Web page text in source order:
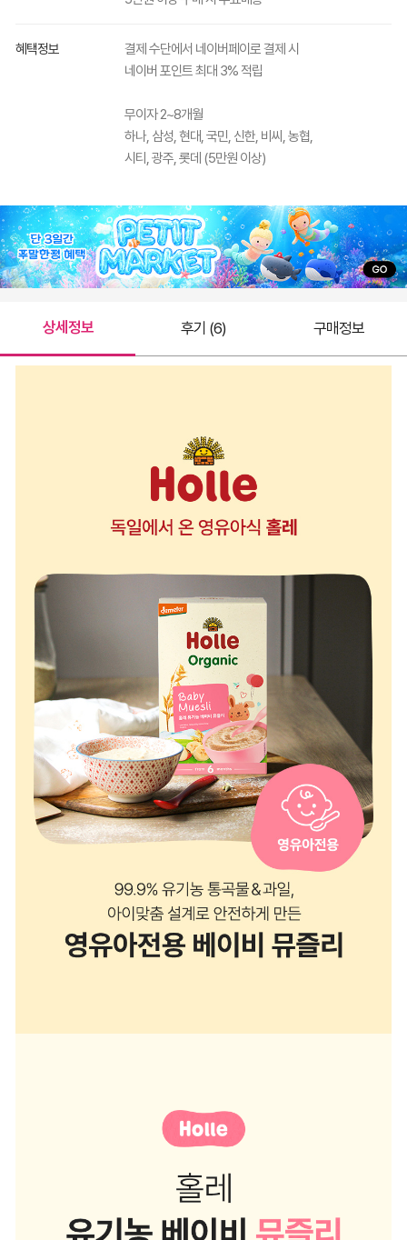
혜택정보
결제 수단에서 네이버페이로 결제 시
네이버 포인트 최대 3% 적립
무이자 2~8개월
하나, 삼성, 현대, 국민, 신한, 비씨, 농협,
시티, 광주, 롯데 (5만원 이상)
상세정보 후기 (6) 구매정보